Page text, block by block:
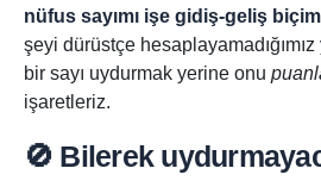
nüfus sayımı işe gidiş-geliş
şeyi dürüstçe
bir sayı uydurmak yerine onu
işaretleriz.
🚫 Bilerek